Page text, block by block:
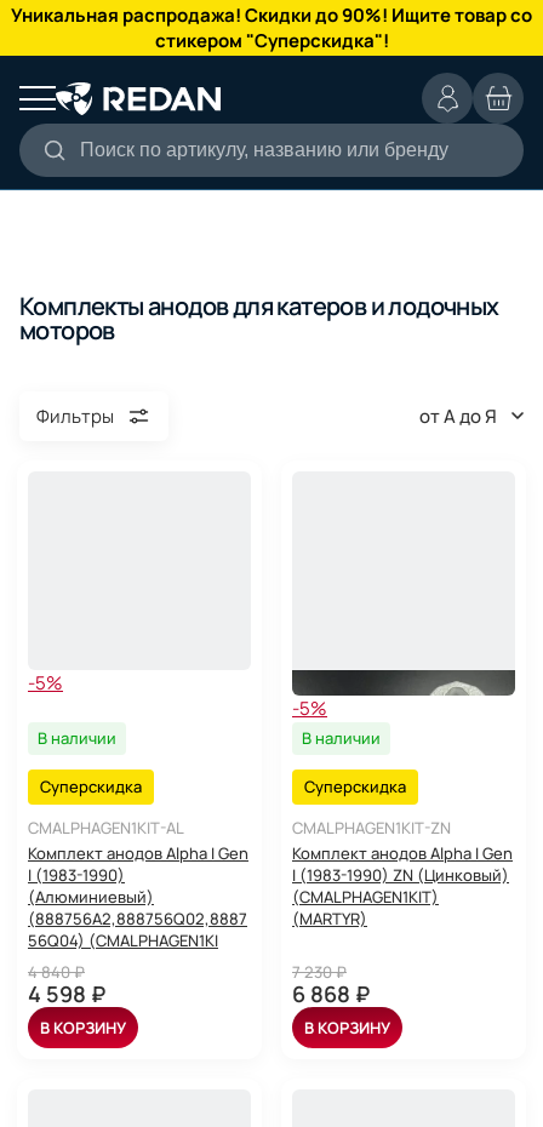
Уникальная распродажа! Скидки до 90%! Ищите товар со
стикером "Суперскидка"!
Поиск по артикулу, названию или бренду
КАТАЛОГ
Комплекты анодов для катеров и лодочных
моторов
Фильтры от А до Я
-5%
В наличии
Суперскидка
CMALPHAGEN1KIT-AL
Комплект анодов Alpha I Gen
I (1983-1990)
(Алюминиевый)
(888756A2,888756Q02,8887
56Q04) (CMALPHAGEN1KI
4 840 ₽
4 598 ₽
В КОРЗИНУ
-5%
В наличии
Суперскидка
CMALPHAGEN1KIT-ZN
Комплект анодов Alpha I Gen
I (1983-1990) ZN (Цинковый)
(CMALPHAGEN1KIT)
(MARTYR)
7 230 ₽
6 868 ₽
В КОРЗИНУ